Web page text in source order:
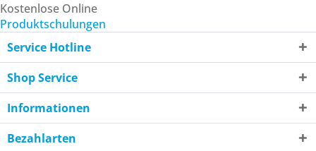
Kostenlose Online
Produktschulungen
Service Hotline
Shop Service
Informationen
Bezahlarten